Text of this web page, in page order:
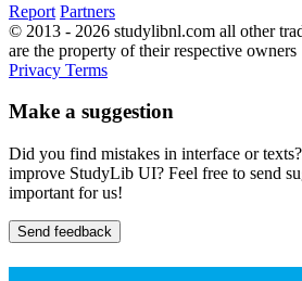
Report Partners
© 2013 - 2026 studylibnl.com all other
are the property of their respective owners
Privacy Terms
Make a suggestion
Did you find mistakes in interface or
improve StudyLib UI? Feel free to send
important for us!
Send feedback